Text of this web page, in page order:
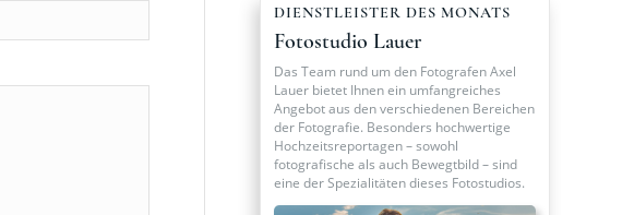
DIENSTLEISTER DES MONATS
Fotostudio Lauer
Das Team rund um den Fotografen Axel
Lauer bietet Ihnen ein umfangreiches
Angebot aus den verschiedenen Bereichen
der Fotografie. Besonders hochwertige
Hochzeitsreportagen – sowohl
fotografische als auch Bewegtbild – sind
eine der Spezialitäten dieses Fotostudios.